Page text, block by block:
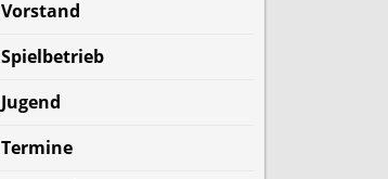
Vorstand
Spielbetrieb
Jugend
Termine